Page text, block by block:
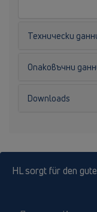
Технически
Опаковъчни
Downloads
HL sorgt für den